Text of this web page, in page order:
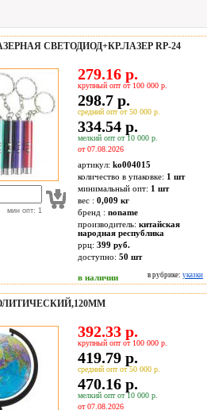
СВЕТОДИОД+КР.ЛАЗЕР RP-24
мин опт: 1
279.16 р.
крупный опт от 100 000 р.
298.7 р.
средний опт от 50 000 р.
334.54 р.
мелкий опт от 10 000 р.
от 07.08.2026
артикул: ko004015
количество в упаковке: 1 шт
минимальный опт: 1 шт
вес : 0,009 кг
бренд : noname
производитель: китайская
народная республика
ррц: 399 руб.
доступно: 50 шт
в наличии в рубрике: указки
392.33 р.
крупный опт от 100 000 р.
419.79 р.
средний опт от 50 000 р.
470.16 р.
мелкий опт от 10 000 р.
от 07.08.2026